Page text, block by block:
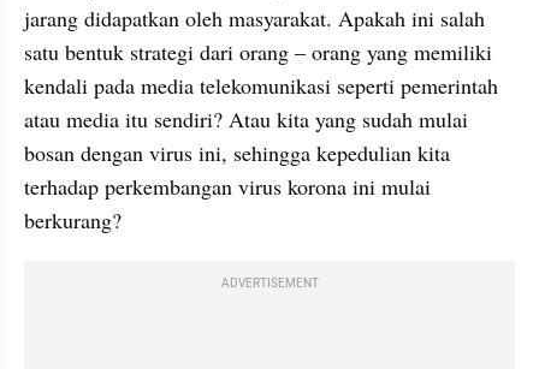
jarang didapatkan oleh masyarakat. Apakah ini salah
satu bentuk strategi dari orang – orang yang memiliki
kendali pada media telekomunikasi seperti pemerintah
atau media itu sendiri? Atau kita yang sudah mulai
bosan dengan virus ini, sehingga kepedulian kita
terhadap perkembangan virus korona ini mulai
berkurang?
ADVERTISEMENT